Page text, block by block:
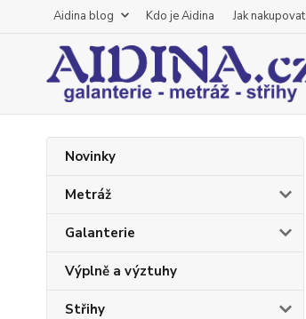
Aidina blog Kdo je Aidina Jak nakupovat
Novinky
Metráž
Galanterie
Výplně a výztuhy
Střihy